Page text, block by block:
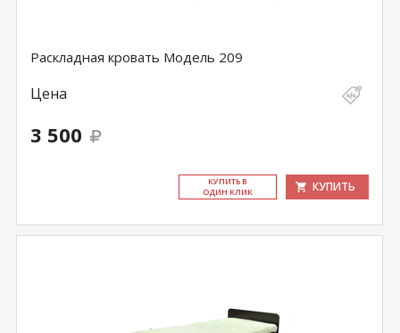
Раскладная кровать Модель 209
Цена
3 500
КУ­ПИТЬ В
ОДИН КЛИК
КУПИТЬ